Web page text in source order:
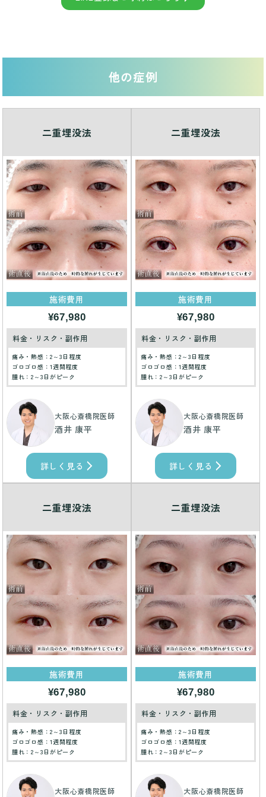
他の症例
二重埋没法
施術費用
¥67,980
料金・リスク・副作用
痛み・熱感：2～3日程度
ゴロゴロ感：1週間程度
腫れ：2～3日がピーク
大阪心斎橋院医師
酒井 康平
詳しく見る
二重埋没法
施術費用
¥67,980
料金・リスク・副作用
痛み・熱感：2～3日程度
ゴロゴロ感：1週間程度
腫れ：2～3日がピーク
大阪心斎橋院医師
酒井 康平
詳しく見る
二重埋没法
施術費用
¥67,980
料金・リスク・副作用
痛み・熱感：2～3日程度
ゴロゴロ感：1週間程度
腫れ：2～3日がピーク
大阪心斎橋院医師
二重埋没法
施術費用
¥67,980
料金・リスク・副作用
痛み・熱感：2～3日程度
ゴロゴロ感：1週間程度
腫れ：2～3日がピーク
大阪心斎橋院医師